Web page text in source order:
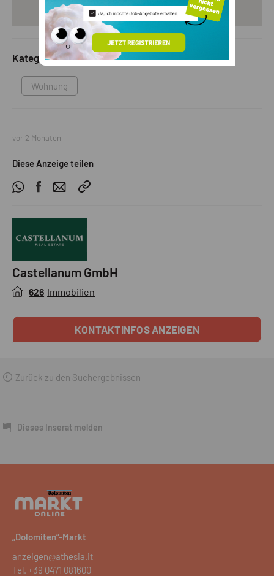
Kategorie
Wohnung
vor 2 Monaten
Diese Anzeige teilen
Castellanum GmbH
626 Immobilien
KONTAKTINFOS ANZEIGEN
Zurück zu den Suchergebnissen
Dieses Inserat melden
„Dolomiten“-Markt
anzeigen@athesia.it
Tel. +39 0471 081600